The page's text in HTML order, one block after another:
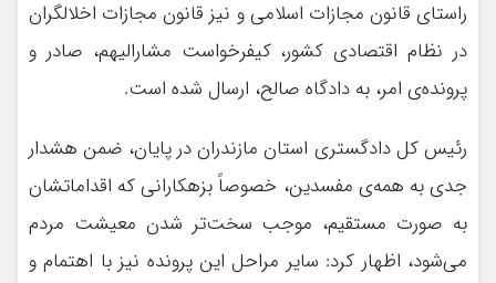
راستای قانون مجازات اسلامی و نیز قانون مجازات اخلالگران
در نظام اقتصادی کشور، کیفرخواست مشارالیهم، صادر و
پرونده‌ی امر، به دادگاه صالح، ارسال شده است.
رئیس کل دادگستری استان مازندران در پایان، ضمن هشدار
جدی به همه‌ی مفسدین، خصوصاً بزهکارانی که اقداماتشان
به صورت مستقیم، موجب سخت‌تر شدن معیشت مردم
می‌شود، اظهار کرد: سایر مراحل این پرونده نیز با اهتمام و